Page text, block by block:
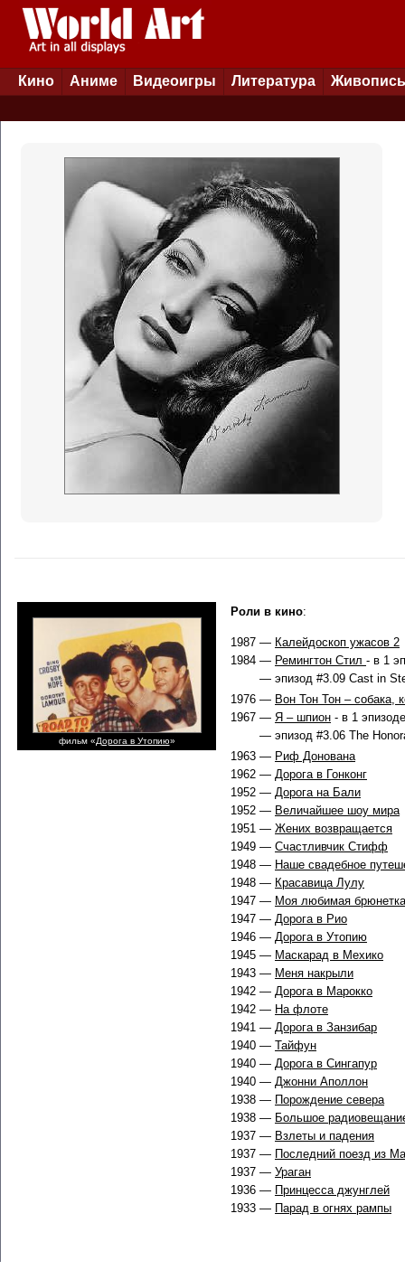
Кино Аниме Видеоигры Литература Живопись
фильм «Дорога в Утопию»
Роли в кино:
1987 — Калейдоскоп ужасов 2
1984 — Ремингтон Стил - в 1
— эпизод #3.09 Cast in
1976 — Вон Тон Тон – собака,
1967 — Я – шпион - в 1 эпизоде
— эпизод #3.06 The
1963 — Риф Донована
1962 — Дорога в Гонконг
1952 — Дорога на Бали
1952 — Величайшее шоу мира
1951 — Жених возвращается
1949 — Счастливчик Стифф
1948 — Наше свадебное
1948 — Красавица Лулу
1947 — Моя любимая брюнетка
1947 — Дорога в Рио
1946 — Дорога в Утопию
1945 — Маскарад в Мехико
1943 — Меня накрыли
1942 — Дорога в Марокко
1942 — На флоте
1941 — Дорога в Занзибар
1940 — Тайфун
1940 — Дорога в Сингапур
1940 — Джонни Аполлон
1938 — Порождение cевера
1938 — Большое
1937 — Взлеты и падения
1937 — Последний поезд из
1937 — Ураган
1936 — Принцесса джунглей
1933 — Парад в огнях рампы